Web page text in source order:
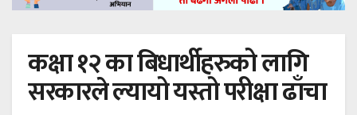
कक्षा १२ का बिधार्थीहरुको लागि
सरकारले ल्यायो यस्तो परीक्षा ढाँचा